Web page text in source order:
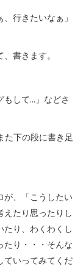
行きたいなぁ」
書きます。
して...」などさ
下の段に書き足
が、「こうしたい
えたり思ったりし
たり、わくわくし
たり・・・そんな
ていってみてくだ